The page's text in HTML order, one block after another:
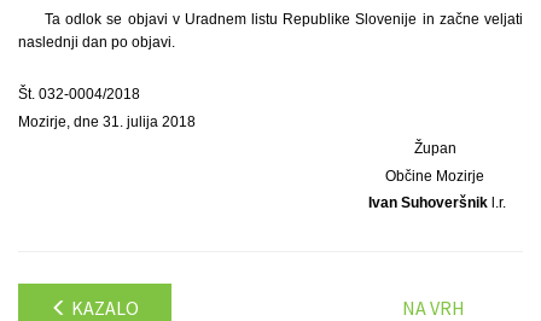
Ta odlok se objavi v Uradnem listu Republike Slovenije in začne veljati
naslednji dan po objavi.
Št. 032-0004/2018
Mozirje, dne 31. julija 2018
Župan
Občine Mozirje
Ivan Suhoveršnikl.r.
KAZALO NA VRH